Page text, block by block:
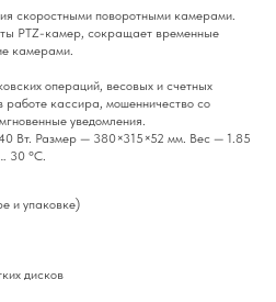
скоростными поворотными камерами.
PTZ-камер, сокращает временные
камерами.
операций, весовых и счетных
кассира, мошенничество со
уведомления.
Вт. Размер — 380×315×52 мм. Вес — 1.85
30 °C.
и упаковке)
дисков